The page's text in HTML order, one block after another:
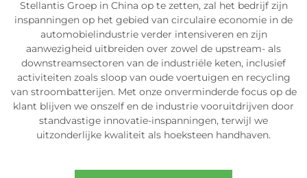
Stellantis Groep in China op te zetten, zal het bedrijf zijn
inspanningen op het gebied van circulaire economie in de
automobielindustrie verder intensiveren en zijn
aanwezigheid uitbreiden over zowel de upstream- als
downstreamsectoren van de industriële keten, inclusief
activiteiten zoals sloop van oude voertuigen en recycling
van stroombatterijen. Met onze onverminderde focus op de
klant blijven we onszelf en de industrie vooruitdrijven door
standvastige innovatie-inspanningen, terwijl we
uitzonderlijke kwaliteit als hoeksteen handhaven.